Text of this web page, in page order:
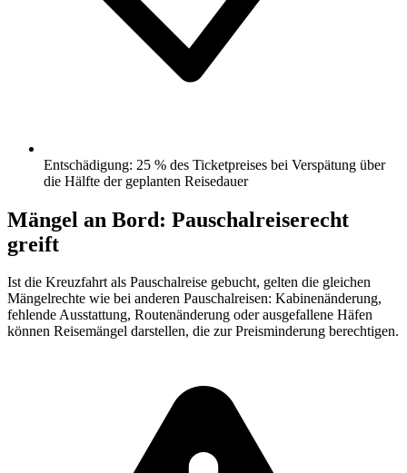
Entschädigung: 25 % des Ticketpreises bei Verspätung über
die Hälfte der geplanten Reisedauer
Mängel an Bord: Pauschalreiserecht
greift
Ist die Kreuzfahrt als Pauschalreise gebucht, gelten die gleichen
Mängelrechte wie bei anderen Pauschalreisen: Kabinenänderung,
fehlende Ausstattung, Routenänderung oder ausgefallene Häfen
können Reisemängel darstellen, die zur Preisminderung berechtigen.